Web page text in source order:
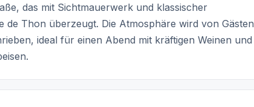
das mit Sichtmauerwerk und klassischer
de Thon überzeugt. Die Atmosphäre wird von Gästen
ideal für einen Abend mit kräftigen Weinen und